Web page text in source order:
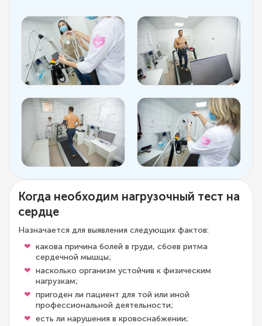
Когда необходим нагрузочный тест на
сердце
Назначается для выявления следующих фактов:
какова причина болей в груди, сбоев ритма
сердечной мышцы;
насколько организм устойчив к физическим
нагрузкам;
пригоден ли пациент для той или иной
профессиональной деятельности;
есть ли нарушения в кровоснабжении;